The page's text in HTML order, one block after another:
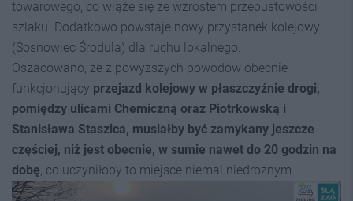
towarowego, co wiąże się ze wzrostem przepustowości
szlaku. Dodatkowo powstaje nowy przystanek kolejowy
(Sosnowiec Środula) dla ruchu lokalnego.
Oszacowano, że z powyższych powodów obecnie
funkcjonujący przejazd kolejowy w płaszczyźnie drogi,
pomiędzy ulicami Chemiczną oraz Piotrkowską i
Stanisława Staszica, musiałby być zamykany jeszcze
częściej, niż jest obecnie, w sumie nawet do 20 godzin na
dobę, co uczyniłoby to miejsce niemal niedrożnym.